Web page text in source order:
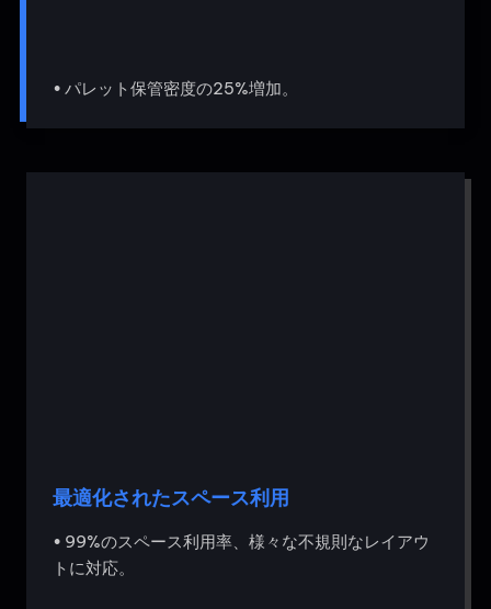
• パレット保管密度の25%増加。
最適化されたスペース利用
• 99%のスペース利用率、様々な不規則なレイアウ
トに対応。